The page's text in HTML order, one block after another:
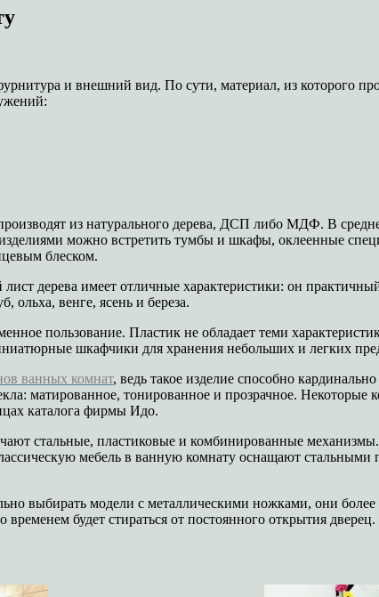
и внешний вид. По сути, материал, из которого
из натурального дерева, ДСП либо МДФ. В
можно встретить тумбы и шкафы, оклеенные
блеском.
дерева имеет отличные характеристики: он
венге, ясень и береза.
пользование. Пластик не обладает теми
шкафчики для хранения небольших и легких
ванных комнат, ведь такое изделие способно
матированное, тонированное и прозрачное.
каталога фирмы Идо.
стальные, пластиковые и комбинированные
мебель в ванную комнату оснащают стальными
выбирать модели с металлическими ножками, они
будет стираться от постоянного открытия дверец.